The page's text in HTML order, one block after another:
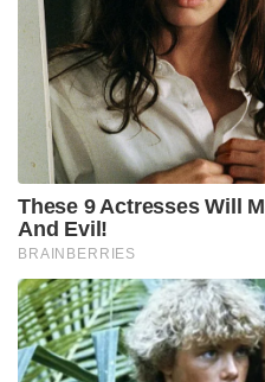
These 9 Actresses Will
And Evil!
BRAINBERRIES